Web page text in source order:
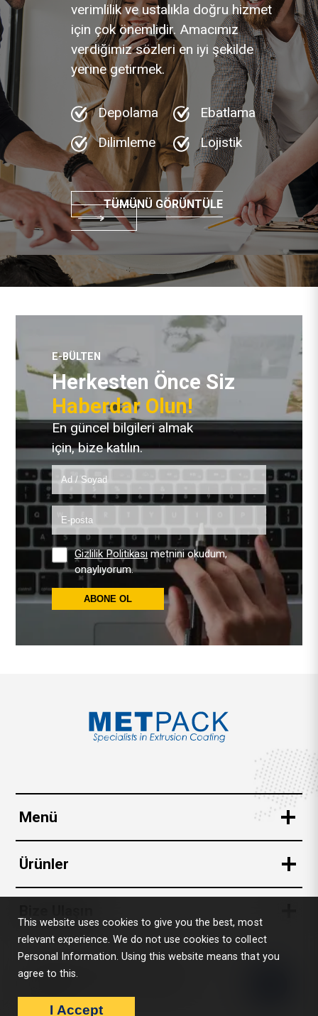
This website uses cookies to give you the best, most
relevant experience. We do not use cookies to collect
Personal Information. Using this website means that you
agree to this.
I Accept
verimlilik ve ustalıkla doğru hizmet
için çok önemlidir. Amacımız
verdiğimiz sözleri en iyi şekilde
yerine getirmek.
Depolama
Ebatlama
Dilimleme
Lojistik
TÜMÜNÜ GÖRÜNTÜLE
E-BÜLTEN
Herkesten Önce Siz
Haberdar Olun!
En güncel bilgileri almak
için, bize katılın.
Gizlilik Politikasımetnini okudum,
onaylıyorum.
ABONE OL
Menü
Sürdürülebilirlik
Ürünlerimiz
Haberler & Etkinlikler
Bilgi Toplumu Hizmetleri
Ürünler
İçecek
Yiyecek
Dondurma
Gıda Dışı
Esnek Ambalaj
Akçaburgaz Mah. 1584 Sk. No:7 İç Kapı No:11
Esenyurt / İstanbul / Türkiye
metpack@metpack.com.tr
Metpack © 2026 - Tüm Hakları